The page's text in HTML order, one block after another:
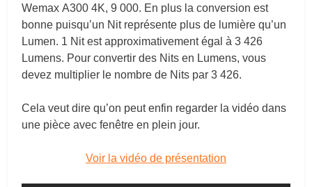
Wemax A300 4K, 9 000. En plus la conversion est
bonne puisqu’un Nitreprésente plus de lumière qu’un
Lumen. 1 Nitest approximativement égal à 3 426
Lumens. Pour convertir des Nits en Lumens, vous
devez multiplier le nombre de Nits par 3 426.
Cela veut dire qu’on peut enfin regarder la vidéo dans
une pièce avec fenêtre en plein jour.
Voir la vidéo de présentation